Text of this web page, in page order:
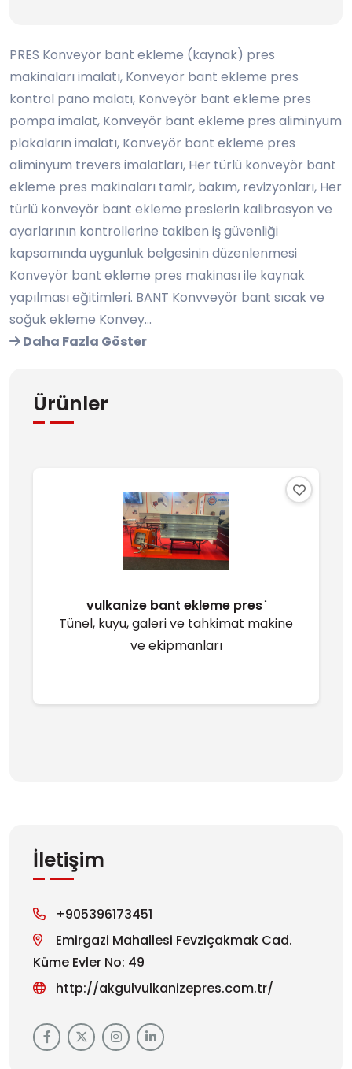
PRES Konveyör bant ekleme (kaynak) pres
makinaları imalatı, Konveyör bant ekleme pres
kontrol pano malatı, Konveyör bant ekleme pres
pompa imalat, Konveyör bant ekleme pres aliminyum
plakaların imalatı, Konveyör bant ekleme pres
aliminyum trevers imalatları, Her türlü konveyör bant
ekleme pres makinaları tamir, bakım, revizyonları, Her
türlü konveyör bant ekleme preslerin kalibrasyon ve
ayarlarının kontrollerine takiben iş güvenliği
kapsamında uygunluk belgesinin düzenlenmesi
Konveyör bant ekleme pres makinası ile kaynak
yapılması eğitimleri. BANT Konvveyör bant sıcak ve
soğuk ekleme Konvey...
Daha Fazla Göster
Ürünler
vulkanize bant ekleme pres ̇
Tünel, kuyu, galeri ve tahkimat makine
ve ekipmanları
İletişim
+905396173451
Emirgazi Mahallesi Fevziçakmak Cad.
Küme Evler No: 49
http://akgulvulkanizepres.com.tr/